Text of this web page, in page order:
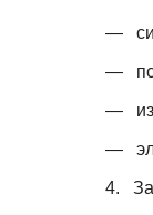
—
—
—
—
4.